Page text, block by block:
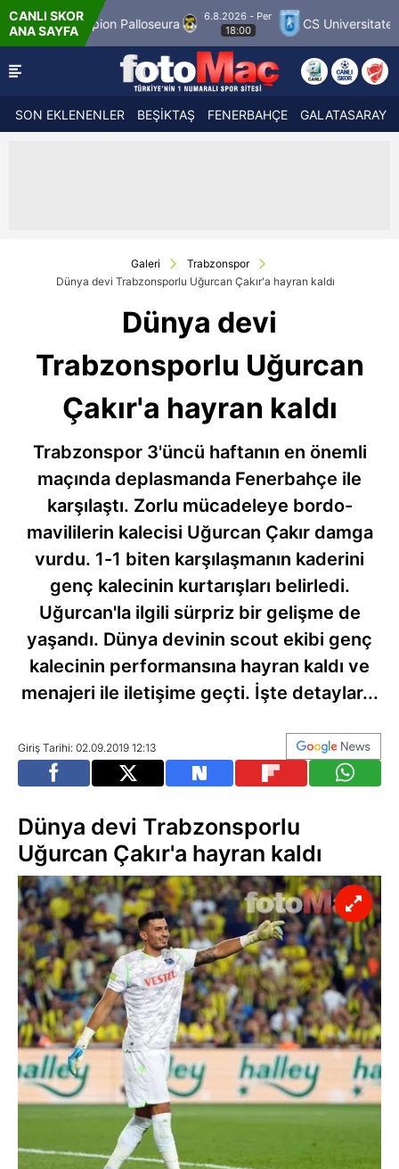
CANLI SKOR
ANA SAYFA
6.8.2026 - Per
18:00
CS Universitatea Craiova 1948 FC
SON EKLENENLER BEŞİKTAŞ FENERBAHÇE GALATASARAY
Galeri
Trabzonspor
Dünya devi Trabzonsporlu Uğurcan Çakır'a hayran kaldı
Dünya devi
Trabzonsporlu Uğurcan
Çakır'a hayran kaldı
Trabzonspor 3'üncü haftanın en önemli
maçında deplasmanda Fenerbahçe ile
karşılaştı. Zorlu mücadeleye bordo-
mavililerin kalecisi Uğurcan Çakır damga
vurdu. 1-1 biten karşılaşmanın kaderini
genç kalecinin kurtarışları belirledi.
Uğurcan'la ilgili sürpriz bir gelişme de
yaşandı. Dünya devinin scout ekibi genç
kalecinin performansına hayran kaldı ve
menajeri ile iletişime geçti. İşte detaylar...
Giriş Tarihi: 02.09.2019 12:13
Dünya devi Trabzonsporlu
Uğurcan Çakır'a hayran kaldı